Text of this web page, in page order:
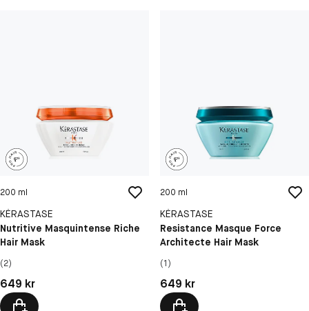
200 ml
KÉRASTASE
Nutritive Masquintense Riche
Hair Mask
(2)
Pris: 649 kr
649 kr
200 ml
KÉRASTASE
Resistance Masque Force
Architecte Hair Mask
(1)
Pris: 649 kr
649 kr